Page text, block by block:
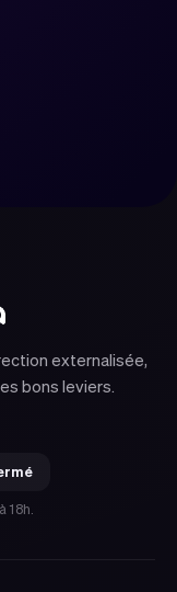
externalisée,
bons leviers.
18h.